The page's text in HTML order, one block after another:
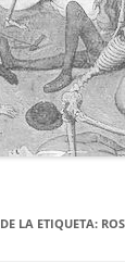
LA ETIQUETA: